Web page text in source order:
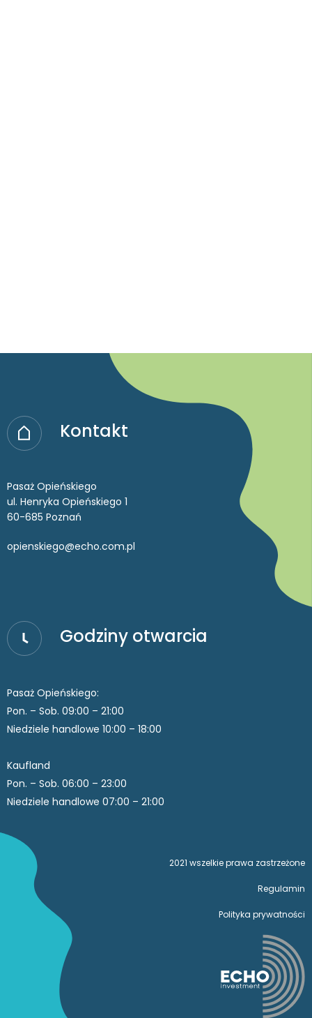
Kontakt
Pasaż Opieńskiego
ul. Henryka Opieńskiego 1
60-685 Poznań
opienskiego@echo.com.pl
Godziny otwarcia
Pasaż Opieńskiego:
Pon. – Sob. 09:00 – 21:00
Niedziele handlowe 10:00 – 18:00
Kaufland
Pon. – Sob. 06:00 – 23:00
Niedziele handlowe 07:00 – 21:00
2021 wszelkie prawa zastrzeżone
Regulamin
Polityka prywatności